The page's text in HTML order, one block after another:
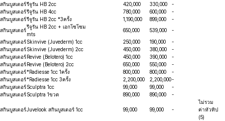
สกินบูสเตอร์รีจูรัน HB 2cc 420,000 330,000
-
สกินบูสเตอร์รีจูรัน HB 4cc 780,000 600,000
-
สกินบูสเตอร์รีจูรัน HB 2cc *3ครั้ง 1,190,000 899,000
-
สกินบูสเตอร์
รีจูรัน HB 2cc + เอกโซโซม
mts
650,000 539,000 -
สกินบูสเตอร์Skinvive (Juvederm) 1cc 250,000 190,000
-
สกินบูสเตอร์Skinvive (Juvederm) 2cc 450,000 380,000
-
สกินบูสเตอร์ Revive (ฺBelotero) 1cc 450,000 390,000
-
สกินบูสเตอร์ Revive (Belotero) 2cc 650,000 550,000
-
สกินบูสเตอร์*Radiesse 1cc 1ครั้ง 800,000 800,000
-
สกินบูสเตอร์*Radiesse 1cc 3ครั้ง 2,200,000 2,200,000-
สกินบูสเตอร์Sculptra 1cc 99,000 99,000
-
สกินบูสเตอร์Sculptra 1ขวด 890,000 890,000 -
สกินบูสเตอร์Juvelook สกินบูสเตอร์ 1cc 99,000 99,000 -
ไม่รวม
ค่าหัวทิป
(5)